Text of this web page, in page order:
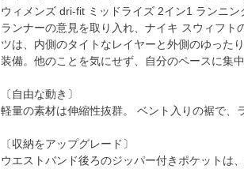
ウィメンズ dri-fit ミッドライズ 2イン1 ランニン
ランナーの意見を取り入れ、ナイキ スウィフ
ツは、内側のタイトなレイヤーと外側のゆった
装備。他のことを気にせず、自分のペースに集中
〔自由な動き〕
軽量の素材は伸縮性抜群。 ベント入りの裾で、
〔収納をアップグレード〕
ウエストバンド後ろのジッパー付きポケットは